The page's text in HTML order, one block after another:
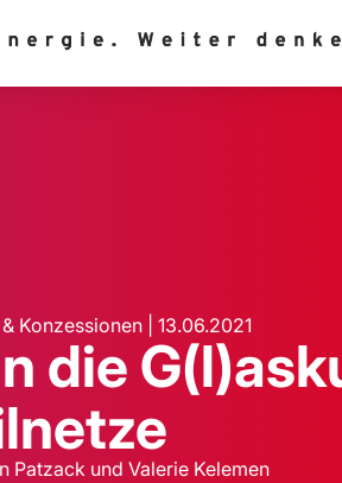
Konzessionen | 13.06.2021
die
Patzack und Valerie Kelemen